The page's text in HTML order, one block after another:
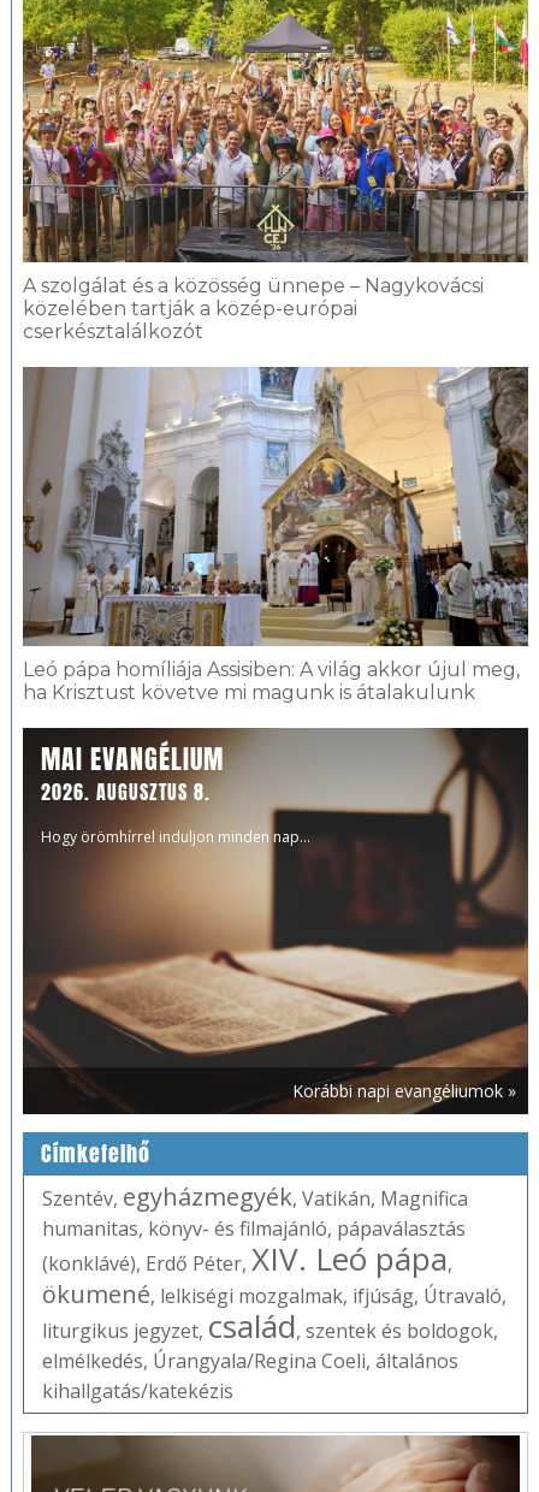
A szolgálat és a közösség ünnepe – Nagykovácsi
közelében tartják a közép-európai
cserkésztalálkozót
Leó pápa homíliája Assisiben: A világ akkor újul meg,
ha Krisztust követve mi magunk is átalakulunk
MAI EVANGÉLIUM
2026. AUGUSZTUS 8.
Hogy örömhírrel induljon minden nap...
Korábbi napi evangéliumok »
Címkefelhő
Szentév, egyházmegyék, Vatikán, Magnifica
humanitas, könyv- és filmajánló, pápaválasztás
(konklávé), Erdő Péter, XIV. Leó pápa,
ökumené, lelkiségi mozgalmak, ifjúság, Útravaló,
liturgikus jegyzet, család, szentek és boldogok,
elmélkedés, Úrangyala/Regina Coeli, általános
kihallgatás/katekézis